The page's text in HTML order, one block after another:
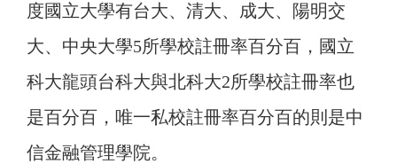
度國立大學有台大、清大、成大、陽明交
大、中央大學5所學校註冊率百分百，國立
科大龍頭台科大與北科大2所學校註冊率也
是百分百，唯一私校註冊率百分百的則是中
信金融管理學院。